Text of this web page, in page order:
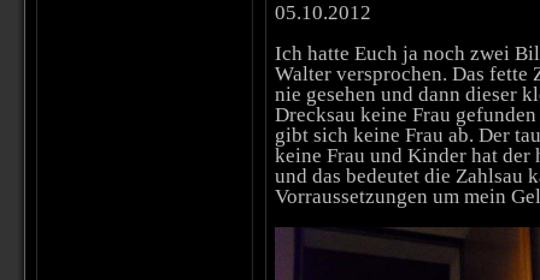
05.10.2012
Ich hatte Euch ja noch zwei
Walter versprochen. Das fette
nie gesehen und dann dieser
Drecksau keine Frau
gibt sich keine Frau ab. Der
keine Frau und Kinder hat der
und das bedeutet die Zahlsau
Vorraussetzungen um mein